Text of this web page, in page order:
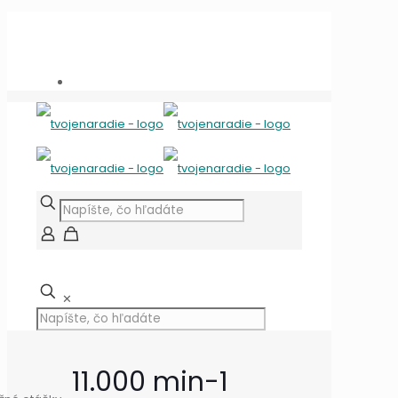
✕
11.000 min-1